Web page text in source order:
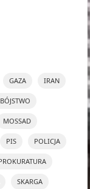
GAZA IRAN
MOSSAD
PIS POLICJA
SKARGA